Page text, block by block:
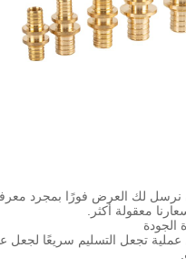
نرسل لك العرض فورًا بمجرد
معقولة أكثر.
الجودة
عملية تجعل التسليم سريعًا لجعل